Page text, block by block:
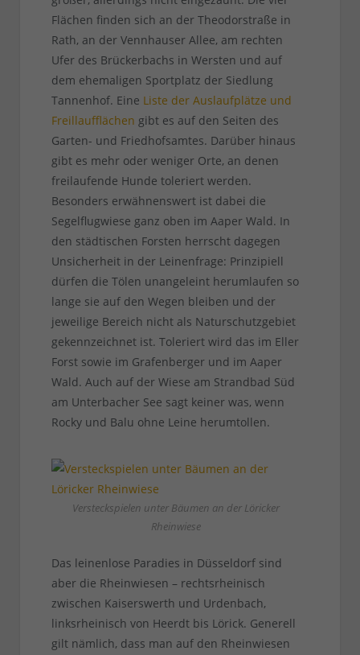
Flächen finden sich an der Theodorstraße in
Rath, an der Vennhauser Allee, am rechten
Ufer des Brückerbachs in Wersten und auf
dem ehemaligen Sportplatz der Siedlung
Tannenhof. Eine Liste der Auslaufplätze und
Freillaufflächen gibt es auf den Seiten des
Garten- und Friedhofsamtes. Darüber hinaus
gibt es mehr oder weniger Orte, an denen
freilaufende Hunde toleriert werden.
Besonders erwähnenswert ist dabei die
Segelflugwiese ganz oben im Aaper Wald. In
den städtischen Forsten herrscht dagegen
Unsicherheit in der Leinenfrage: Prinzipiell
dürfen die Tölen unangeleint herumlaufen so
lange sie auf den Wegen bleiben und der
jeweilige Bereich nicht als Naturschutzgebiet
gekennzeichnet ist. Toleriert wird das im Eller
Forst sowie im Grafenberger und im Aaper
Wald. Auch auf der Wiese am Strandbad Süd
am Unterbacher See sagt keiner was, wenn
Rocky und Balu ohne Leine herumtollen.
Versteckspielen unter Bäumen an der Löricker
Rheinwiese
Das leinenlose Paradies in Düsseldorf sind
aber die Rheinwiesen – rechtsrheinisch
zwischen Kaiserswerth und Urdenbach,
linksrheinisch von Heerdt bis Lörick. Generell
gilt nämlich, dass man auf den Rheinwiesen